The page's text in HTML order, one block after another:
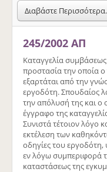
Διαβάστε
245/2002 ΑΠ
Καταγγελία
προστασία την οποία
εξαρτάται από την
εργοδότη. Σπουδαίος
την απόλυσή της και ο
έγγραφο της
Συνιστά τέτοιον λόγο
εκτέλεση των
οδηγίες του
εν λόγω συμπεριφορά
καταστάσεως της